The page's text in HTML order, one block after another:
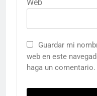
Web
Guardar mi
web en este
haga un comentario.